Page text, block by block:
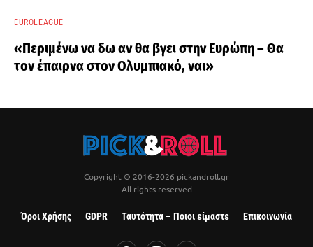
EUROLEAGUE
«Περιμένω να δω αν θα βγει στην Ευρώπη – Θα
τον έπαιρνα στον Ολυμπιακό, ναι»
Copyright © 2016-2026 pickandroll.gr
All rights reserved
Όροι Χρήσης GDPR Ταυτότητα – Ποιοι είμαστε Επικοινωνία